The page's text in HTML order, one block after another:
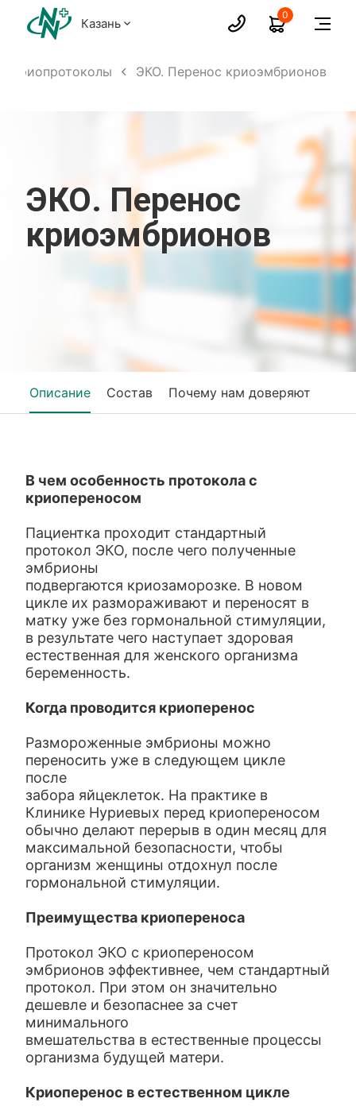
Казань
0
Криопротоколы ЭКО. Перенос криоэмбрионов
ЭКО. Перенос
криоэмбрионов
Описание Состав Почему нам доверяют
В чем особенность протокола с
криопереносом
Пациентка проходит стандартный
протокол ЭКО, после чего полученные
эмбрионы
подвергаются криозаморозке. В новом
цикле их размораживают и переносят в
матку уже без гормональной стимуляции,
в результате чего наступает здоровая
естественная для женского организма
беременность.
Когда проводится криоперенос
Размороженные эмбрионы можно
переносить уже в следующем цикле
после
забора яйцеклеток. На практике в
Клинике Нуриевых перед криопереносом
обычно делают перерыв в один месяц для
максимальной безопасности, чтобы
организм женщины отдохнул после
гормональной стимуляции.
Преимущества криопереноса
Протокол ЭКО с криопереносом
эмбрионов эффективнее, чем стандартный
протокол. При этом он значительно
дешевле и безопаснее за счет
минимального
вмешательства в естественные процессы
организма будущей матери.
Криоперенос в естественном цикле